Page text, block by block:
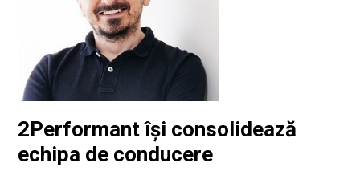
2Performant își consolidează
echipa de conducere